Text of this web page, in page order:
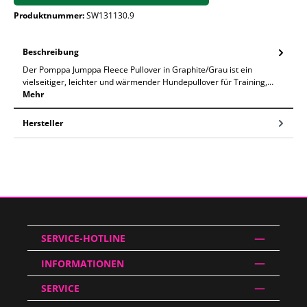
Produktnummer:SW131130.9
Beschreibung
Der Pomppa Jumppa Fleece Pullover in Graphite/Grau ist ein
vielseitiger, leichter und wärmender Hundepullover für Training,…
Mehr
Hersteller
SERVICE-HOTLINE
INFORMATIONEN
SERVICE